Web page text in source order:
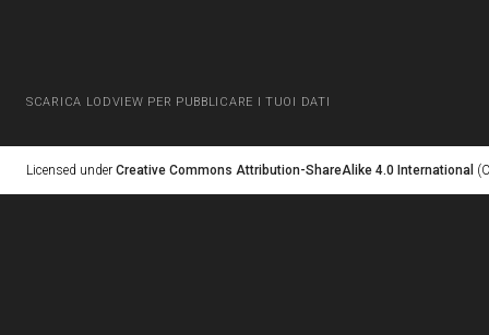
SCARICA LODVIEW PER PUBBLICARE I TUOI DATI
Licensed under Creative Commons Attribution-ShareAlike 4.0 International